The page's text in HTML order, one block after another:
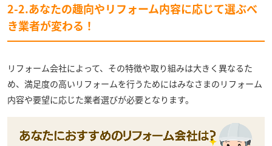
2-2.あなたの趣向やリフォーム内容に応じて選ぶべ
き業者が変わる！
リフォーム会社によって、その特徴や取り組みは大きく異なるた
め、満足度の高いリフォームを行うためにはみなさまのリフォーム
内容や要望に応じた業者選びが必要となります。